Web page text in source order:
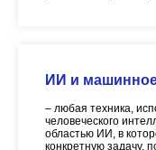
ИИ и
– любая техника,
человеческого
областью ИИ, в
конкретную задачу,